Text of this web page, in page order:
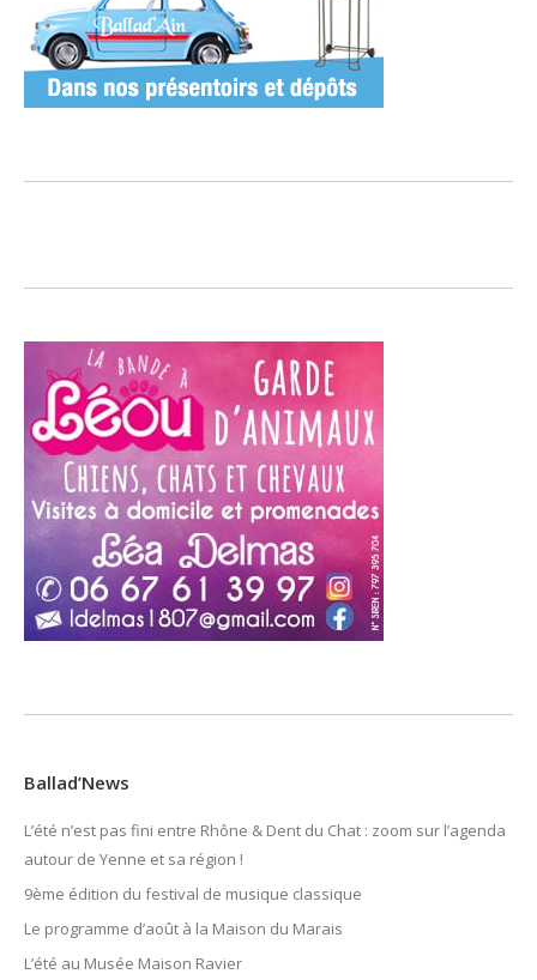
Ballad’News
L’été n’est pas fini entre Rhône & Dent du Chat : zoom sur l’agenda
autour de Yenne et sa région !
9ème édition du festival de musique classique
Le programme d’août à la Maison du Marais
L’été au Musée Maison Ravier